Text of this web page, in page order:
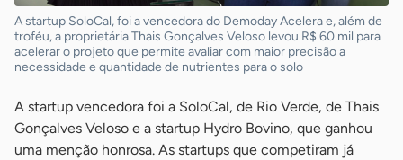
A startup SoloCal, foi a vencedora do Demoday Acelera e, além de
troféu, a proprietária Thais Gonçalves Veloso levou R$ 60 mil para
acelerar o projeto que permite avaliar com maior precisão a
necessidade e quantidade de nutrientes para o solo
A startup vencedora foi a SoloCal, de Rio Verde, de Thais
Gonçalves Veloso e a startup Hydro Bovino, que ganhou
uma menção honrosa. As startups que competiram já